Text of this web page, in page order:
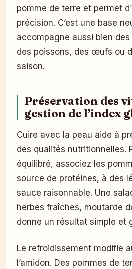
pomme de terre et permet
précision. C’est une base
accompagne aussi bien
des poissons, des œufs ou
saison.
Préservation des
gestion de l’index
Cuire avec la peau aide à
des qualités nutritionnelles.
équilibré, associez les
source de protéines, à des
sauce raisonnable. Une
herbes fraîches, moutarde
donne un résultat simple et
Le refroidissement modifie
l’amidon. Des pommes de